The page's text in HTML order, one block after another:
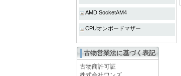
AMD SocketAM4
CPUオンボードマザー
古物営業法に基づく表記
古物商許可証